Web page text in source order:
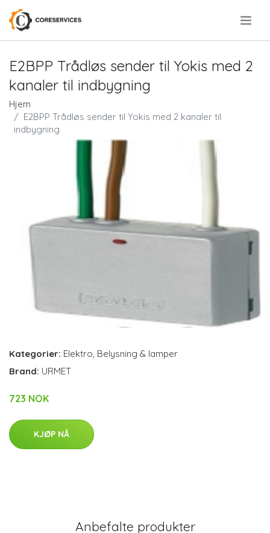
E2BPP Trådløs sender til Yokis med 2
kanaler til indbygning
Hjem
E2BPP Trådløs sender til Yokis med 2 kanaler til
indbygning
Kategorier: Elektro Belysning & lamper
Brand: URMET
723 NOK
KJØP NÅ
Anbefalte produkter